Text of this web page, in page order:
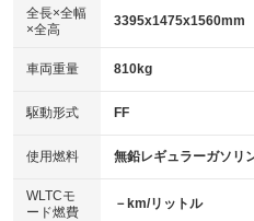
：装備なし
パワーウィンドウ
アイドリングストップ
：装備なし
USB入力端子
：装備なし
100V電源
：装備なし
センターデフロック
：装備なし
：装備なし
革シート
キーレス
HID(キセノンライト)
：装備なし
バックカメラ
：装備なし
エアロ
：装備なし
全長×全幅
×全高
3395x1475x1560mm
車両重量 810kg
駆動形式 FF
使用燃料 無鉛レギュラーガソリ
WLTCモ
ード燃費
－km/リットル